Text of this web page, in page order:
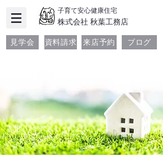
子育て安心健康住宅
​株式会社 秋葉工務店
見学会 資料請求 来店予約 ブログ